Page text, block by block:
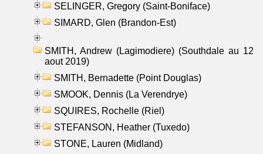
SELINGER, Gregory (Saint-Boniface)
SIMARD, Glen (Brandon-Est)
SMITH, Andrew (Lagimodiere) (Southdale au 12
aout 2019)
SMITH, Bernadette (Point Douglas)
SMOOK, Dennis (La Verendrye)
SQUIRES, Rochelle (Riel)
STEFANSON, Heather (Tuxedo)
STONE, Lauren (Midland)